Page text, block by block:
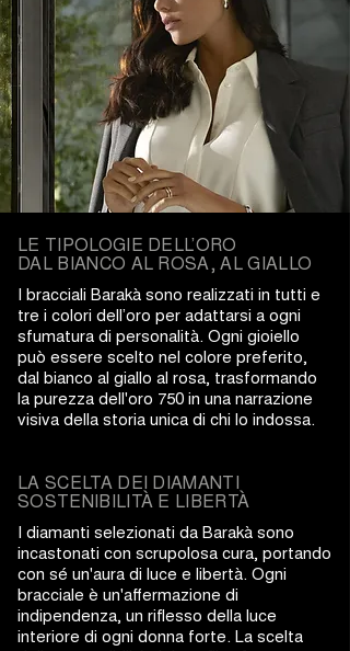
LE TIPOLOGIE DELL’ORO
DAL BIANCO AL ROSA, AL GIALLO
I bracciali Barakà sono realizzati in tutti e
tre i colori dell’oro per adattarsi a ogni
sfumatura di personalità. Ogni gioiello
può essere scelto nel colore preferito,
dal bianco al giallo al rosa, trasformando
la purezza dell'oro 750 in una narrazione
visiva della storia unica di chi lo indossa.
LA SCELTA DEI DIAMANTI
SOSTENIBILITÀ E LIBERTÀ
I diamanti selezionati da Barakà sono
incastonati con scrupolosa cura, portando
con sé un'aura di luce e libertà. Ogni
bracciale è un'affermazione di
indipendenza, un riflesso della luce
interiore di ogni donna forte. La scelta